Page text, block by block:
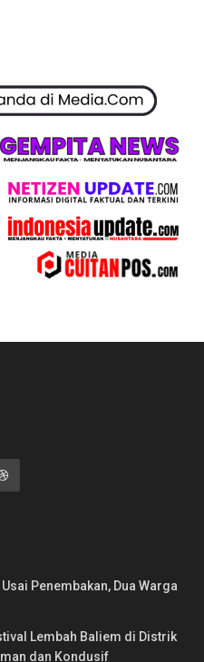
Penembakan, Dua Warga
Lembah Baliem di Distrik
dan Kondusif